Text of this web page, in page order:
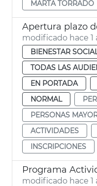
MARTA TORRADO
modificado hace 1
BIENESTAR
TODAS LAS
EN PORTADA
NORMAL
PERSONAS
ACTIVIDADES
INSCRIPCIONES
modificado hace 1